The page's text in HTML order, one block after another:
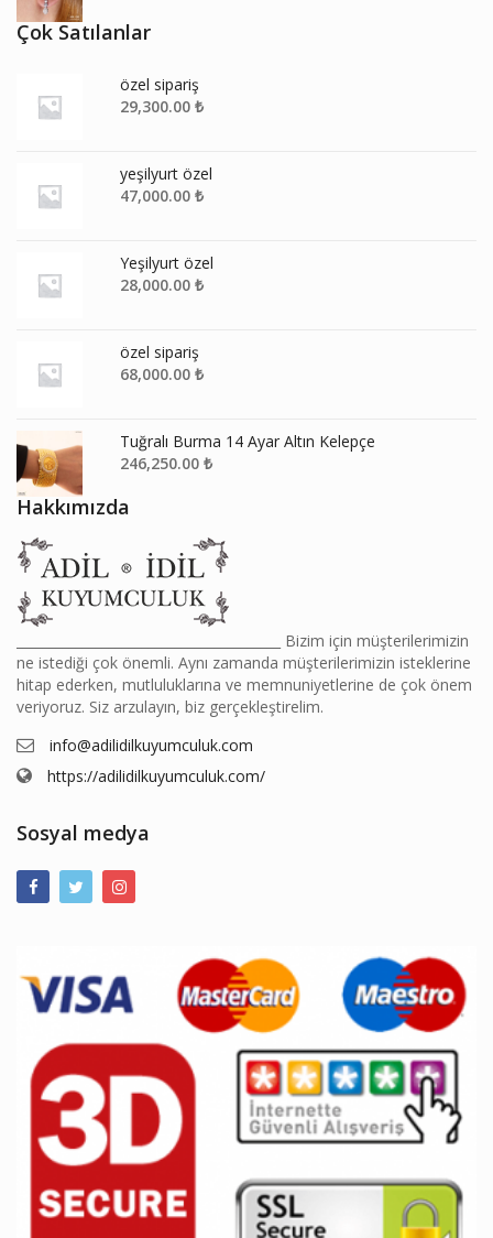
Çok Satılanlar
özel sipariş
29,300.00 ₺
yeşilyurt özel
47,000.00 ₺
Yeşilyurt özel
28,000.00 ₺
özel sipariş
68,000.00 ₺
Tuğralı Burma 14 Ayar Altın Kelepçe
246,250.00 ₺
Hakkımızda
________________________________________ Bizim için müşterilerimizin
ne istediği çok önemli. Aynı zamanda müşterilerimizin isteklerine
hitap ederken, mutluluklarına ve memnuniyetlerine de çok önem
veriyoruz. Siz arzulayın, biz gerçekleştirelim.
info@adilidilkuyumculuk.com
https://adilidilkuyumculuk.com/
Sosyal medya